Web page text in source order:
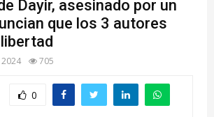
Dayir, asesinado por un
que los 3 autores
705
0